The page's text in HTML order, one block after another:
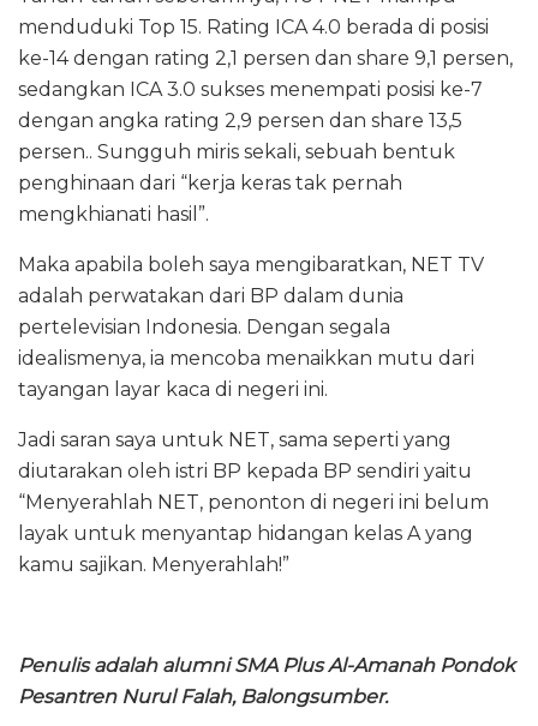
menduduki Top 15. Rating ICA 4.0 berada di posisi
ke-14 dengan rating 2,1 persen dan share 9,1 persen,
sedangkan ICA 3.0 sukses menempati posisi ke-7
dengan angka rating 2,9 persen dan share 13,5
persen.. Sungguh miris sekali, sebuah bentuk
penghinaan dari “kerja keras tak pernah
mengkhianati hasil”.
Maka apabila boleh saya mengibaratkan, NET TV
adalah perwatakan dari BP dalam dunia
pertelevisian Indonesia. Dengan segala
idealismenya, ia mencoba menaikkan mutu dari
tayangan layar kaca di negeri ini.
Jadi saran saya untuk NET, sama seperti yang
diutarakan oleh istri BP kepada BP sendiri yaitu
“Menyerahlah NET, penonton di negeri ini belum
layak untuk menyantap hidangan kelas A yang
kamu sajikan. Menyerahlah!”
Penulis adalah alumni SMA Plus Al-Amanah Pondok
Pesantren Nurul Falah, Balongsumber.